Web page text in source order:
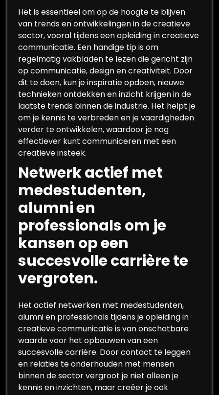
Het is essentieel om op de hoogte te blijven
van trends en ontwikkelingen in de creatieve
sector, vooral tijdens een opleiding in creatieve
communicatie. Een handige tip is om
regelmatig vakbladen te lezen die gericht zijn
op communicatie, design en creativiteit. Door
dit te doen, kun je inspiratie opdoen, nieuwe
technieken ontdekken en inzicht krijgen in de
laatste trends binnen de industrie. Het helpt je
om je kennis te verbreden en je vaardigheden
verder te ontwikkelen, waardoor je nog
effectiever kunt communiceren met een
creatieve insteek.
Netwerk actief met
medestudenten,
alumni en
professionals om je
kansen op een
succesvolle carrière te
vergroten.
Het actief netwerken met medestudenten,
alumni en professionals tijdens je opleiding in
creatieve communicatie is van onschatbare
waarde voor het opbouwen van een
succesvolle carrière. Door contact te leggen
en relaties te onderhouden met mensen
binnen de sector vergroot je niet alleen je
kennis en inzichten, maar creëer je ook